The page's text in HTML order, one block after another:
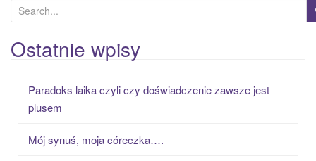
e
a
r
Ostatnie wpisy
Paradoks laika czyli czy doświadczenie zawsze jest
plusem
Mój synuś, moja córeczka….